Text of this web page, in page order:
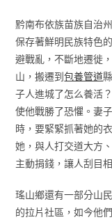
黔南布依族苗族自治
保存著鮮明民族特色
避戰亂，不斷地遷徙
山，搬遷到包養管道
子人進城了怎么養活
使他戰勝了恐懼。妻
時，要緊緊抓著她的
她，與人打交道大方
主動捐錢，讓人刮目
瑤山鄉還有一部分山
的拉片社區，如今他